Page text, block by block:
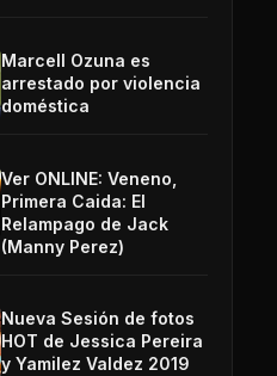
Marcell Ozuna es
arrestado por violencia
doméstica
Ver ONLINE: Veneno,
Primera Caida: El
Relampago de Jack
(Manny Perez)
Nueva Sesión de fotos
HOT de Jessica Pereira
y Yamilez Valdez 2019